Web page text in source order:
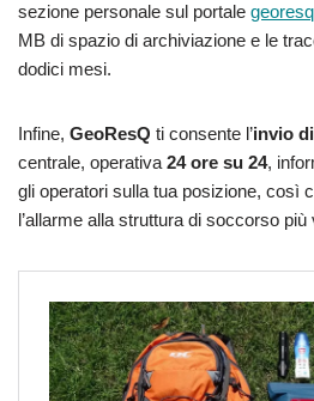
sezione personale sul portale
MB di spazio di archiviazione e le
dodici mesi.
Infine, GeoResQ ti consente l’invio
centrale, operativa 24 ore su 24,
gli operatori sulla tua posizione, così
l’allarme alla struttura di soccorso più